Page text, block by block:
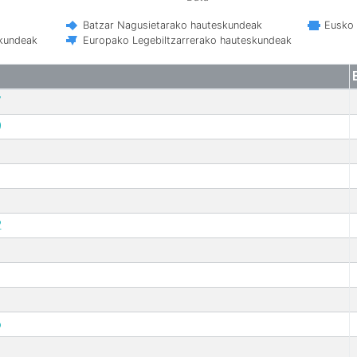
Batzar Nagusietarako hauteskundeak
Europako Legebiltzarrerako hauteskundeak